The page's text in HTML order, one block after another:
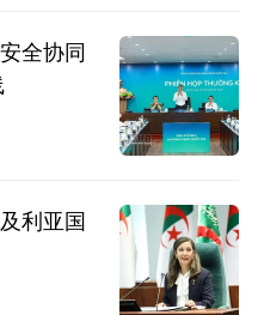
全协同
利亚国